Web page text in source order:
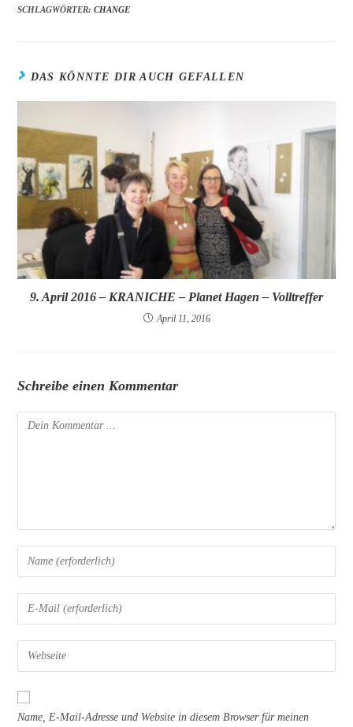
SCHLAGWÖRTER:CHANGE
DAS KÖNNTE DIR AUCH GEFALLEN
9. April 2016 – KRANICHE – Planet Hagen – Volltreffer
April 11, 2016
Schreibe einen Kommentar
Kommentieren
Gib
deinen
Namen
oder
zum
Kommentieren
ein
Gib
deine
E-
Mail-
zum
Kommentieren
Gib
deine
Website-
Name, E-Mail-Adresse und Website in diesem Browser für meinen